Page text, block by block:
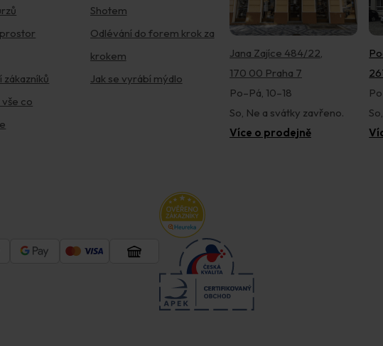
co
Shotem
Odlévání do forem krok za
krokem
Jak se vyrábí mýdlo
Jana Zajíce 484/22,
170 00 Praha 7
Po–Pá, 10–18
So, Ne a svátky zavřeno.
Více o prodejně